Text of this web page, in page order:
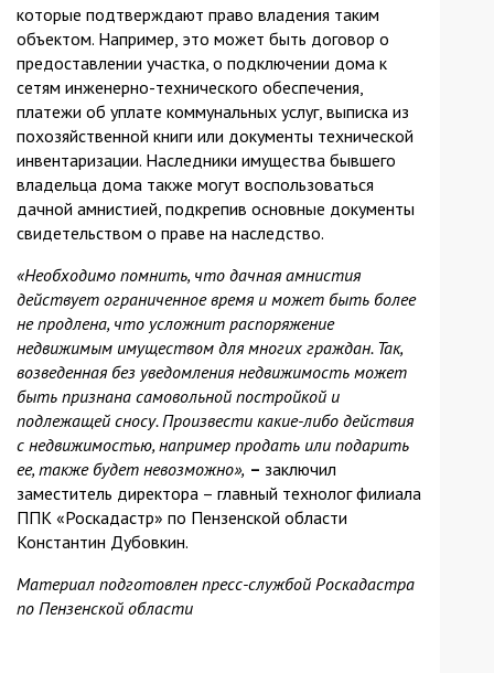
которые подтверждают право владения таким
объектом. Например, это может быть договор о
предоставлении участка, о подключении дома к
сетям инженерно-технического обеспечения,
платежи об уплате коммунальных услуг, выписка из
похозяйственной книги или документы технической
инвентаризации. Наследники имущества бывшего
владельца дома также могут воспользоваться
дачной амнистией, подкрепив основные документы
свидетельством о праве на наследство.
«Необходимо помнить, что дачная амнистия
действует ограниченное время и может быть более
не продлена, что усложнит распоряжение
недвижимым имуществом для многих граждан. Так,
возведенная без уведомления недвижимость может
быть признана самовольной постройкой и
подлежащей сносу. Произвести какие-либо действия
с недвижимостью, например продать или подарить
ее, также будет невозможно», – заключил
заместитель директора – главный технолог филиала
ППК «Роскадастр» по Пензенской области
Константин Дубовкин.
Материал подготовлен пресс-службой Роскадастра
по Пензенской области